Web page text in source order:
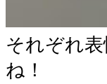
それぞれ
ね！